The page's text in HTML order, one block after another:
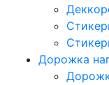
Дорожка